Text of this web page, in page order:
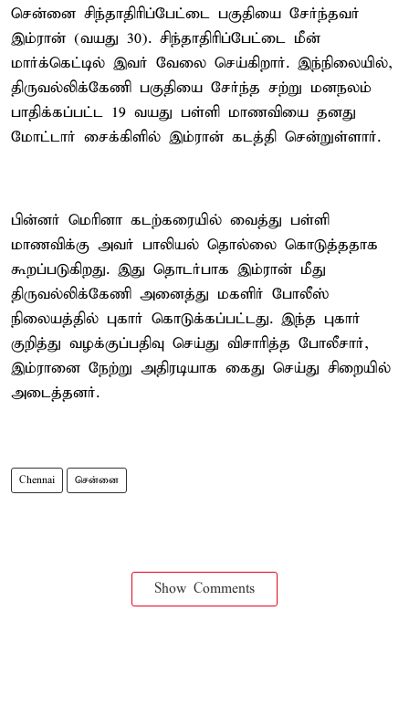
சென்னை சிந்தாதிரிப்பேட்டை பகுதியை சேர்ந்தவர்
இம்ரான் (வயது 30). சிந்தாதிரிப்பேட்டை மீன்
மார்க்கெட்டில் இவர் வேலை செய்கிறார். இந்நிலையில்,
திருவல்லிக்கேணி பகுதியை சேர்ந்த சற்று மனநலம்
பாதிக்கப்பட்ட 19 வயது பள்ளி மாணவியை தனது
மோட்டார் சைக்கிளில் இம்ரான் கடத்தி சென்றுள்ளார்.
பின்னர் மெரினா கடற்கரையில் வைத்து பள்ளி
மாணவிக்கு அவர் பாலியல் தொல்லை கொடுத்ததாக
கூறப்படுகிறது. இது தொடர்பாக இம்ரான் மீது
திருவல்லிக்கேணி அனைத்து மகளிர் போலீஸ்
நிலையத்தில் புகார் கொடுக்கப்பட்டது. இந்த புகார்
குறித்து வழக்குப்பதிவு செய்து விசாரித்த போலீசார்,
இம்ரானை நேற்று அதிரடியாக கைது செய்து சிறையில்
அடைத்தனர்.
Chennai சென்னை
Show Comments